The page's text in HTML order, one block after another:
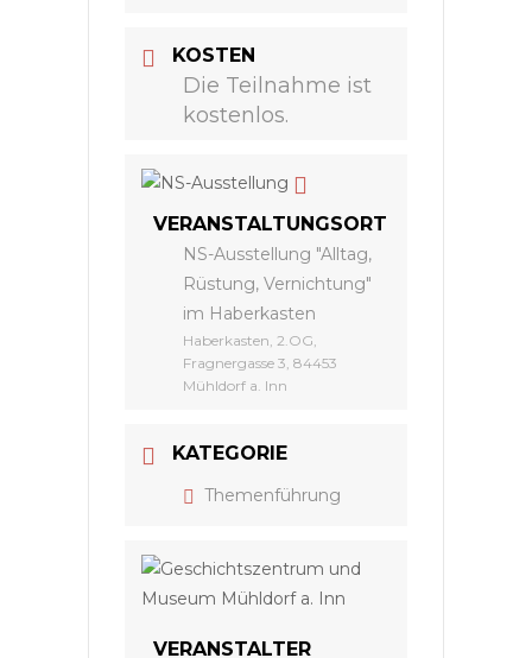
KOSTEN
Die Teilnahme ist
kostenlos.
VERANSTALTUNGSORT
NS-Ausstellung "Alltag,
Rüstung, Vernichtung"
im Haberkasten
Haberkasten, 2.OG,
Fragnergasse 3, 84453
Mühldorf a. Inn
KATEGORIE
Themenführung
VERANSTALTER